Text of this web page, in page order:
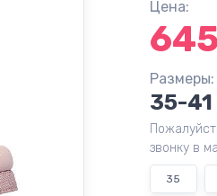
Цена:
645
Размеры:
35-41
звонку в
35